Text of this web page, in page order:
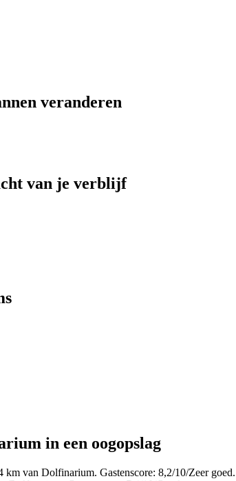
veranderen
van je verblijf
in een oogopslag
van Dolfinarium. Gastenscore: 8,2/10/Zeer goed.